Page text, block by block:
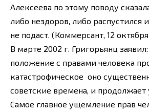
Алексеева по этому поводу
либо нездоров, либо распустился
не подаст. (Коммерсант, 12
В марте 2002 г. Григорьянц
положение с правами человека
катастрофическое оно
советские времена, и продолжает
Самое главное ущемление прав